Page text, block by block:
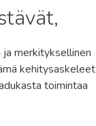
merkityksellinen
kehitysaskeleet
toimintaa